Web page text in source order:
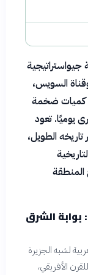
السويس،
كميات ضخمة
يوميًا. تعود
الطويل،
المنطقة
بوابة الشرق
لشبه الجزيرة
الأفريقي،